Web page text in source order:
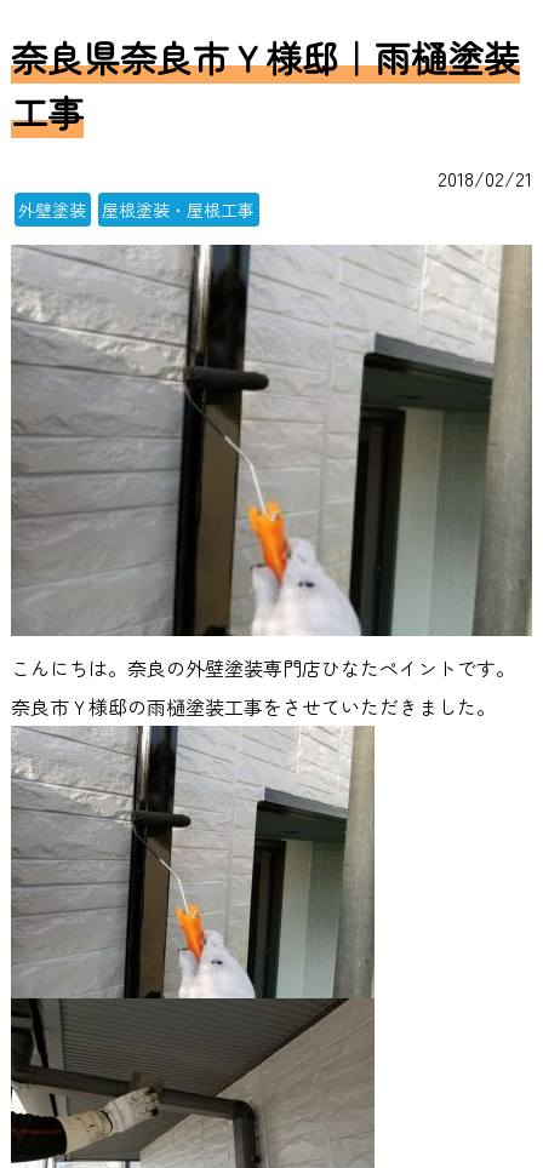
奈良県奈良市Ｙ様邸｜雨樋塗装
工事
2018/02/21
外壁塗装 屋根塗装・屋根工事
こんにちは。奈良の外壁塗装専門店ひなたペイントです。
奈良市Ｙ様邸の雨樋塗装工事をさせていただきました。